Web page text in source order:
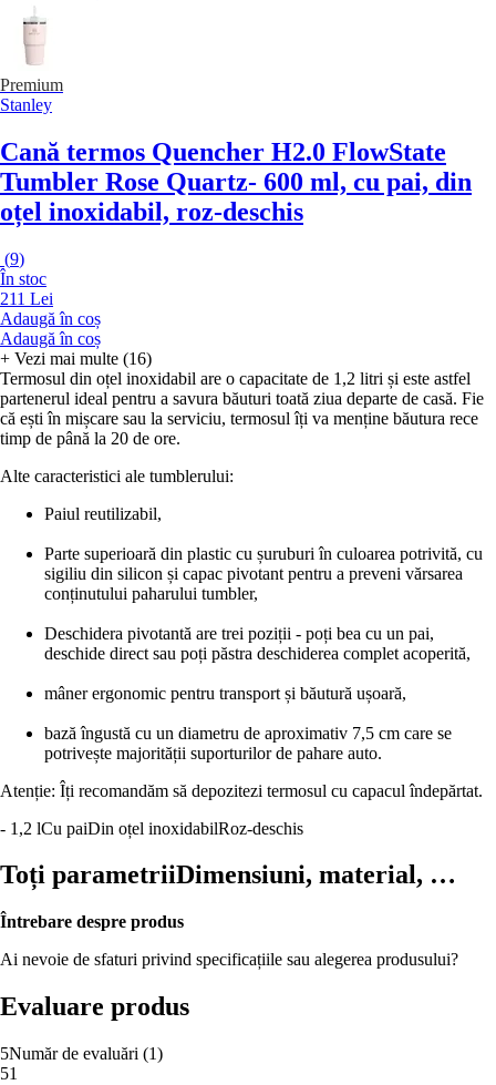
Premium
Stanley
Cană termos Quencher H2.0 FlowState
Tumbler Rose Quartz- 600 ml, cu pai, din
oțel inoxidabil, roz-deschis
(9)
În stoc
211 Lei
Adaugă în coș
Adaugă în coș
+ Vezi mai multe (16)
Termosul din oțel inoxidabil are o capacitate de 1,2 litri și este astfel
partenerul ideal pentru a savura băuturi toată ziua departe de casă. Fie
că ești în mișcare sau la serviciu, termosul îți va menține băutura rece
timp de până la 20 de ore.
Alte caracteristici ale tumblerului:
Paiul reutilizabil,
Parte superioară din plastic cu șuruburi în culoarea potrivită, cu
sigiliu din silicon și capac pivotant pentru a preveni vărsarea
conținutului paharului tumbler,
Deschidera pivotantă are trei poziții - poți bea cu un pai,
deschide direct sau poți păstra deschiderea complet acoperită,
mâner ergonomic pentru transport și băutură ușoară,
bază îngustă cu un diametru de aproximativ 7,5 cm care se
potrivește majorității suporturilor de pahare auto.
Atenție: Îți recomandăm să depozitezi termosul cu capacul îndepărtat.
- 1,2 lCu paiDin oțel inoxidabilRoz-deschis
Toți parametriiDimensiuni, material, …
Întrebare despre produs
Ai nevoie de sfaturi privind specificațiile sau alegerea produsului?
Evaluare produs
5Număr de evaluări (1)
51